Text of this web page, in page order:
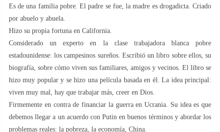
Es de una familia pobre. El padre se fue, la madre es drogadicta. Criado
por abuelo y abuela.
Hizo su propia fortuna en California.
Considerado un experto en la clase trabajadora blanca pobre
estadounidense: los campesinos sureños. Escribió un libro sobre ellos, su
biografía, sobre cómo viven sus familiares, amigos y vecinos. El libro se
hizo muy popular y se hizo una película basada en él. La idea principal:
viven muy mal, hay que trabajar más, creer en Dios.
Firmemente en contra de financiar la guerra en Ucrania. Su idea es que
debemos llegar a un acuerdo con Putin en buenos términos y abordar los
problemas reales: la pobreza, la economía, China.